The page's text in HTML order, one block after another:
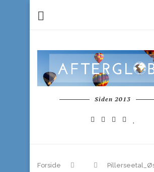
Siden 2013
Forside